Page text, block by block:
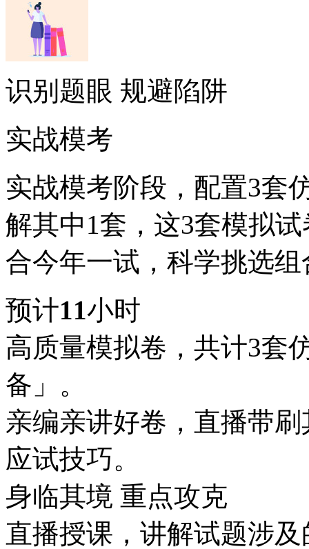
识别题眼 规避陷阱
实战模考
实战模考阶段，配置3套
解其中1套，这3套模拟
合今年一试，科学挑选
预计11小时
高质量模拟卷，共计3套
备」。
亲编亲讲好卷，直播带
应试技巧。
身临其境 重点攻克
直播授课，讲解试题涉